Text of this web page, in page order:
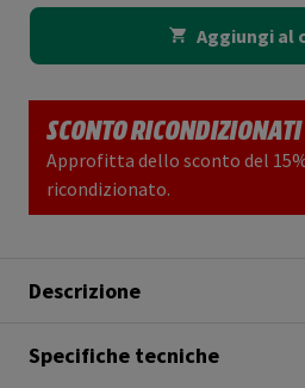
Aggiungi al
SCONTO RICONDIZIONATI
Approfitta dello sconto del
ricondizionato.
Descrizione
Specifiche tecniche